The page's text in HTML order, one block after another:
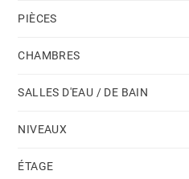
PIÈCES
CHAMBRES
SALLES D'EAU / DE BAIN
NIVEAUX
ÉTAGE